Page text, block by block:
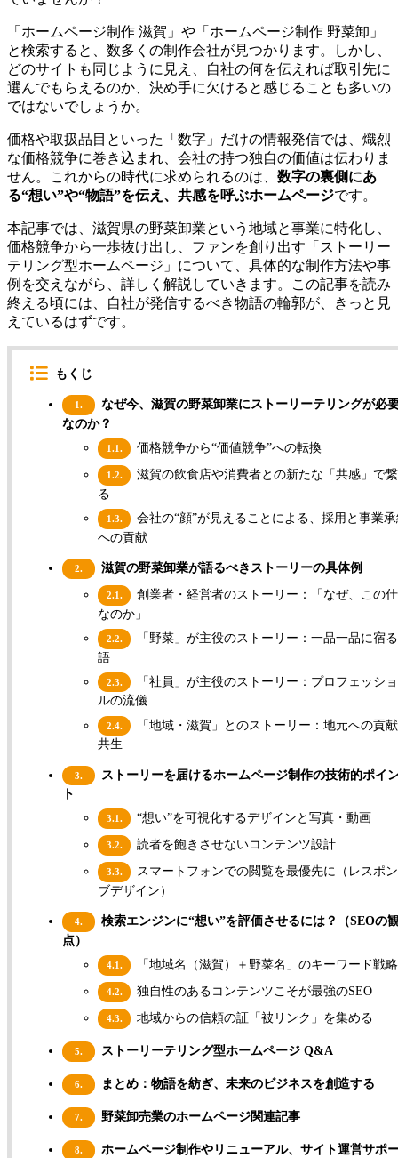
「ホームページ制作 滋賀」や「ホームページ制作 野菜卸」
と検索すると、数多くの制作会社が見つかります。しかし、
どのサイトも同じように見え、自社の何を伝えれば取引先に
選んでもらえるのか、決め手に欠けると感じることも多いの
ではないでしょうか。
価格や取扱品目といった「数字」だけの情報発信では、熾烈
な価格競争に巻き込まれ、会社の持つ独自の価値は伝わりま
せん。これからの時代に求められるのは、 数字の裏側にあ
る“想い”や“物語”を伝え、共感を呼ぶホームページです。
本記事では、滋賀県の野菜卸業という地域と事業に特化し、
価格競争から一歩抜け出し、ファンを創り出す「ストーリー
テリング型ホームページ」について、具体的な制作方法や事
例を交えながら、詳しく解説していきます。この記事を読み
終える頃には、自社が発信するべき物語の輪郭が、きっと見
えているはずです。
もくじ
1.
なぜ今、滋賀の野菜卸業にストーリーテリングが必
なのか？
1.1. 価格競争から“価値競争”への転換
1.2.
滋賀の飲食店や消費者との新たな「共感」で
る
1.3.
会社の“顔”が見えることによる、採用と事業
への貢献
2. 滋賀の野菜卸業が語るべきストーリーの具体例
2.1.
創業者・経営者のストーリー：「なぜ、この
なのか」
2.2.
「野菜」が主役のストーリー：一品一品に宿
語
2.3.
「社員」が主役のストーリー：プロフェッシ
ルの流儀
2.4.
「地域・滋賀」とのストーリー：地元への貢
共生
3.
ストーリーを届けるホームページ制作の技術的ポイ
ト
3.1. “想い”を可視化するデザインと写真・動画
3.2. 読者を飽きさせないコンテンツ設計
3.3.
スマートフォンでの閲覧を最優先に（レスポ
ブデザイン）
4.
検索エンジンに“想い”を評価させるには？（SEOの
点）
4.1. 「地域名（滋賀）＋野菜名」のキーワード戦略
4.2. 独自性のあるコンテンツこそが最強のSEO
4.3. 地域からの信頼の証「被リンク」を集める
5. ストーリーテリング型ホームページ Q&A
6. まとめ：物語を紡ぎ、未来のビジネスを創造する
7. 野菜卸売業のホームページ関連記事
8.
ホームページ制作やリニューアル、サイト運営サポ